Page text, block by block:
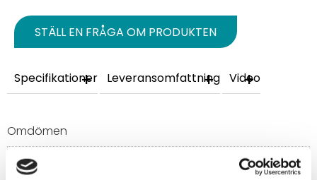
STÄLL EN FRÅGA OM PRODUKTEN
Specifikationer Leveransomfattning Video
Omdömen